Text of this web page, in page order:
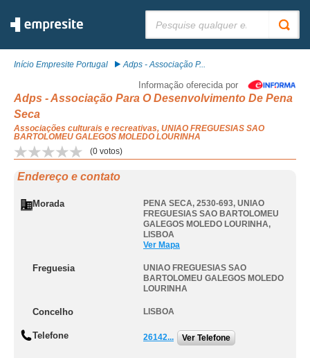
Início Empresite Portugal Adps - Associação P...
Informação oferecida por
Adps - Associação Para O Desenvolvimento De Pena
Seca
Associações culturais e recreativas, UNIAO FREGUESIAS SAO
BARTOLOMEU GALEGOS MOLEDO LOURINHA
(0 votos)
Endereço e contato
Morada PENA SECA, 2530-693, UNIAO
FREGUESIAS SAO BARTOLOMEU
GALEGOS MOLEDO LOURINHA,
LISBOA
Ver Mapa
Freguesia
UNIAO FREGUESIAS SAO
BARTOLOMEU GALEGOS MOLEDO
LOURINHA
Concelho LISBOA
Telefone 26142... Ver Telefone